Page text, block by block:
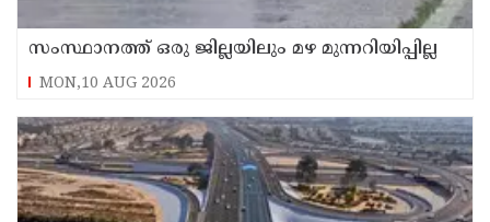
സംസ്ഥാനത്ത് ഒരു ജില്ലയിലും മഴ മുന്നറിയിപ്പില്ല
MON,10 AUG 2026